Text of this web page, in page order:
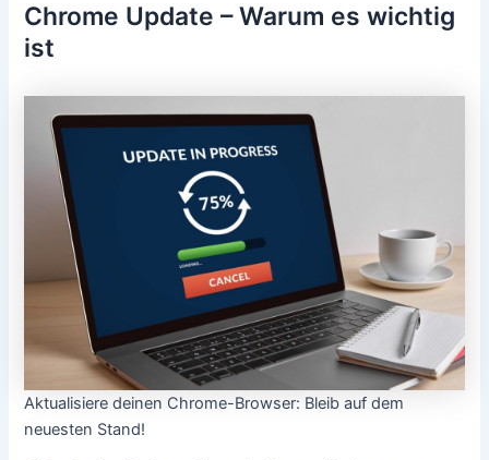
Chrome Update – Warum es wichtig
ist
Aktualisiere deinen Chrome-Browser: Bleib auf dem
neuesten Stand!